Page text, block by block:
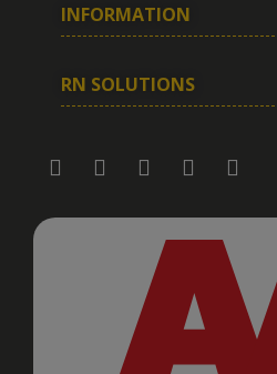
INFORMATION
RN SOLUTIONS